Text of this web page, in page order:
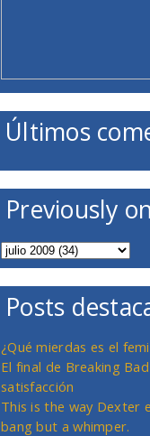
Últimos
Previously
Posts
¿Qué mierdas es el
El final de Breaking
satisfacción
This is the way Dexter
bang but a whimper.